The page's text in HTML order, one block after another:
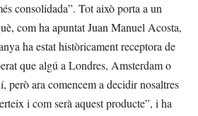
consolidada”. Tot això porta a un
com ha apuntat Juan Manuel Acosta,
ha estat històricament receptora de
que algú a Londres, Amsterdam o
però ara comencem a decidir nosaltres
i com serà aquest producte”, i ha